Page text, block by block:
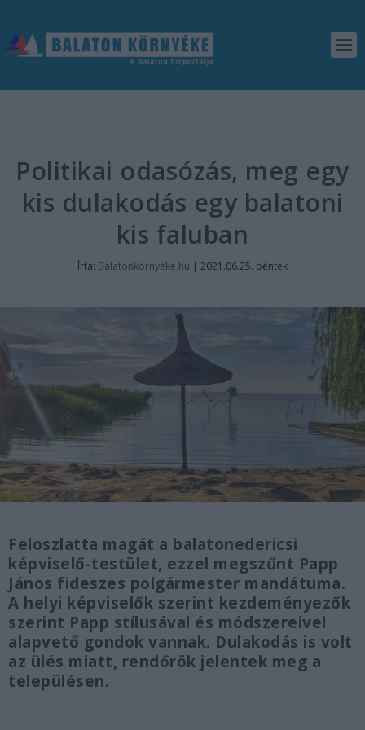
Politikai odasózás, meg egy
kis dulakodás egy balatoni
kis faluban
Írta: Balatonkörnyéke.hu | 2021.06.25. péntek
Feloszlatta magát a balatonedericsi
képviselő-testület, ezzel megszűnt Papp
János fideszes polgármester mandátuma.
A helyi képviselők szerint kezdeményezők
szerint Papp stílusával és módszereivel
alapvető gondok vannak. Dulakodás is volt
az ülés miatt, rendőrök jelentek meg a
településen.